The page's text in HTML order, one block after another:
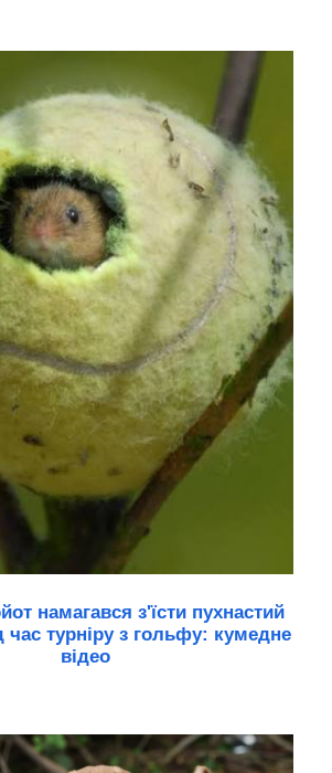
намагався з'їсти пухнастий
час турніру з гольфу: кумедне
відео